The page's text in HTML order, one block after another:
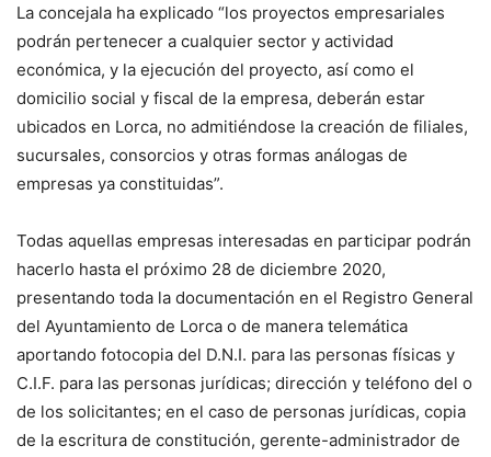
La concejala ha explicado “los proyectos empresariales
podrán pertenecer a cualquier sector y actividad
económica, y la ejecución del proyecto, así como el
domicilio social y fiscal de la empresa, deberán estar
ubicados en Lorca, no admitiéndose la creación de filiales,
sucursales, consorcios y otras formas análogas de
empresas ya constituidas”.
Todas aquellas empresas interesadas en participar podrán
hacerlo hasta el próximo 28 de diciembre 2020,
presentando toda la documentación en el Registro General
del Ayuntamiento de Lorca o de manera telemática
aportando fotocopia del D.N.I. para las personas físicas y
C.I.F. para las personas jurídicas; dirección y teléfono del o
de los solicitantes; en el caso de personas jurídicas, copia
de la escritura de constitución, gerente-administrador de